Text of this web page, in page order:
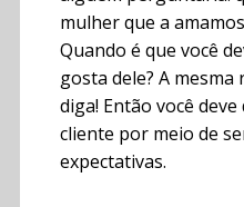
mulher que a
Quando é que você
gosta dele? A
diga! Então você
cliente por meio de
expectativas.